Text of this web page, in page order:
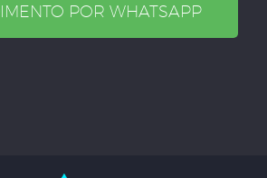
POR WHATSAPP